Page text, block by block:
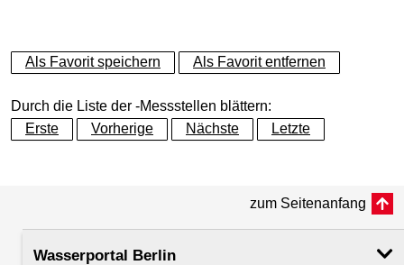
+
−
Als Favorit speichern Als Favorit entfernen
Durch die Liste der -Messstellen blättern:
Erste
Vorherige Nächste Letzte
zum Seitenanfang
Wasserportal Berlin